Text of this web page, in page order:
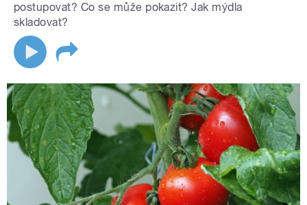
postupovat? Co se může pokazit? Jak mýdla
skladovat?